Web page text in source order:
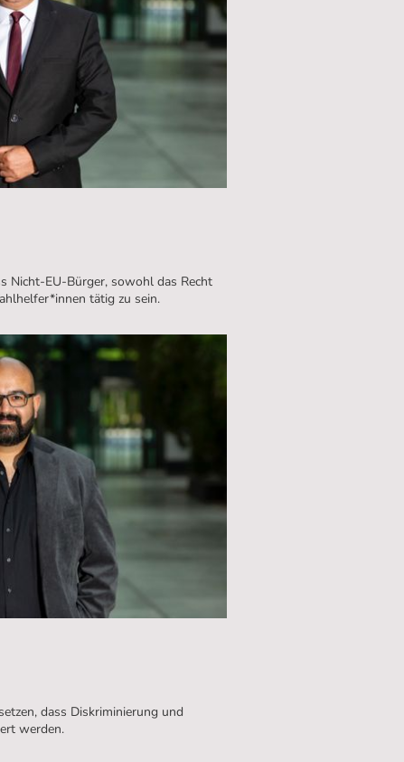
Nicht-EU-Bürger, sowohl das Recht
tätig zu sein.
dass Diskriminierung und
werden.